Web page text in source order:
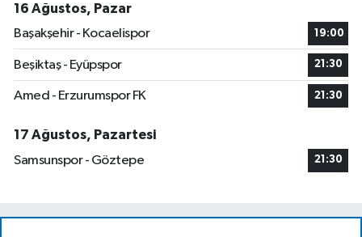
16 Ağustos, Pazar
Başakşehir - Kocaelispor
19:00
Beşiktaş - Eyüpspor 21:30
Amed - Erzurumspor FK 21:30
17 Ağustos, Pazartesi
Samsunspor - Göztepe
21:30